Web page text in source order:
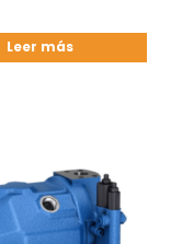
Leer más